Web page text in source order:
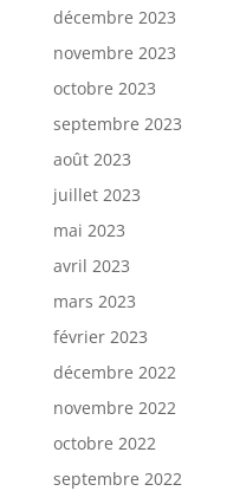
décembre 2023
novembre 2023
octobre 2023
septembre 2023
août 2023
juillet 2023
mai 2023
avril 2023
mars 2023
février 2023
décembre 2022
novembre 2022
octobre 2022
septembre 2022